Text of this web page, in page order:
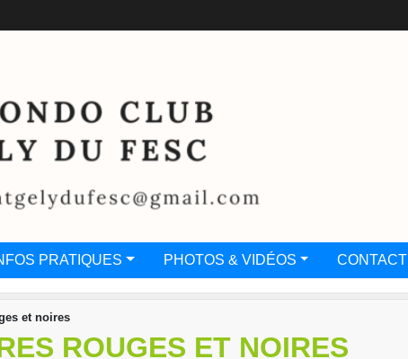
PRATIQUES PHOTOS & VIDÉOS CONTACT
et noires
ROUGES ET NOIRES